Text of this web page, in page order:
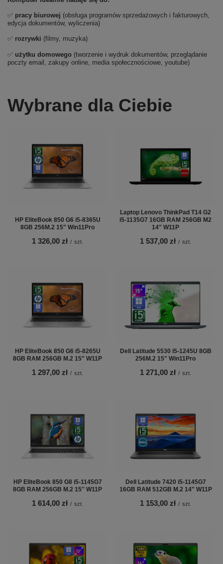
✅ pracy biurowej (obsługa programów sprzedażowych i fakturowych,
edycja dokumentów, wyliczenia)
✅ rozrywki (filmy, muzyka)
✅ użytku domowego (tworzenie i wydruk dokumentów, przeglądanie
poczty email, zakupy online, media społecznościowe, youtube)
Wybrane dla Ciebie
HP EliteBook 850 G6 i5-8365U
8GB 256M.2 15" Win11Pro
1 326,00 zł / szt.
Laptop Lenovo ThinkPad T14 G2
i5-1135G7 16GB RAM 256GB M2
14" W11P
1 537,00 zł / szt.
HP EliteBook 850 G6 i5-8265U
8GB RAM 256GB M.2 15" W11P
1 297,00 zł / szt.
Dell Latitude 5530 i5-1245U 8GB
256M.2 15" Win11Pro
1 271,00 zł / szt.
HP EliteBook 850 G8 i5-1145G7
8GB RAM 256GB M.2 15'' W11P
1 614,00 zł / szt.
Dell Latitude 7420 i5-1145G7
16GB RAM 512GB M.2 14" W11P
1 153,00 zł / szt.